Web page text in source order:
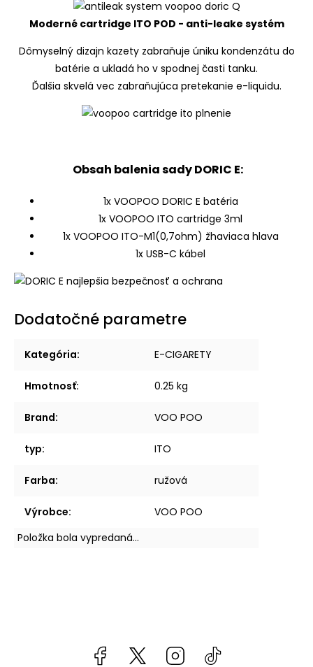
Moderné cartridge ITO POD - anti-leake systém
Dômyselný dizajn kazety zabraňuje úniku kondenzátu do
batérie a ukladá ho v spodnej časti tanku.
Ďalšia skvelá vec zabraňujúca pretekanie e-liquidu.
Obsah balenia sady DORIC E:
1x VOOPOO DORIC E batéria
1x VOOPOO ITO cartridge 3ml
1x VOOPOO ITO-M1(0,7ohm) žhaviaca hlava
1x USB-C kábel
Dodatočné parametre
Kategória: E-CIGARETY
Hmotnosť: 0.25 kg
Brand: VOO POO
typ: ITO
Farba: ružová
Výrobce:
VOO POO
Položka bola vypredaná…
Facebook kzifcak85131Instagram